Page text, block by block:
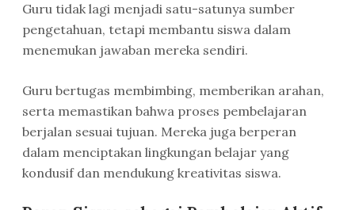
Guru tidak lagi menjadi satu-satunya sumber
pengetahuan, tetapi membantu siswa dalam
menemukan jawaban mereka sendiri.
Guru bertugas membimbing, memberikan arahan,
serta memastikan bahwa proses pembelajaran
berjalan sesuai tujuan. Mereka juga berperan
dalam menciptakan lingkungan belajar yang
kondusif dan mendukung kreativitas siswa.